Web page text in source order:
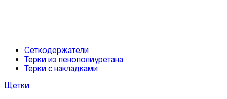
Сеткодержатели
Терки из пенополиуретана
Терки с накладками
Щетки